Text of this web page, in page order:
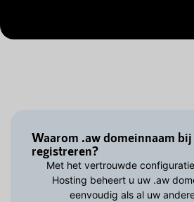
Waarom .aw domeinnaam
registreren?
Met het vertrouwde
Hosting beheert u uw .aw
eenvoudig als al uw